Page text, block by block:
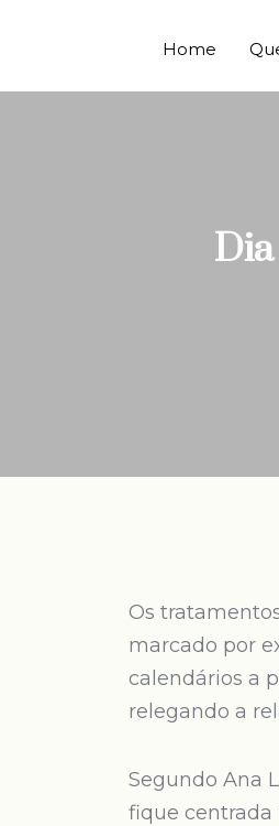
Home
Os
marcado por
calendários a
relegando a
Segundo Ana
fique centrada